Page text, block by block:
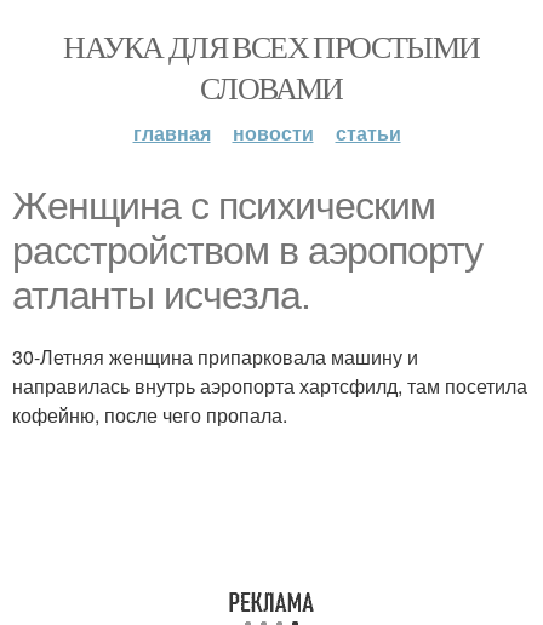
НАУКА ДЛЯ ВСЕХ ПРОСТЫМИ
СЛОВАМИ
главная новости статьи
Женщина с психическим
расстройством в аэропорту
атланты исчезла.
30-Летняя женщина припарковала машину и
направилась внутрь аэропорта хартсфилд, там посетила
кофейню, после чего пропала.